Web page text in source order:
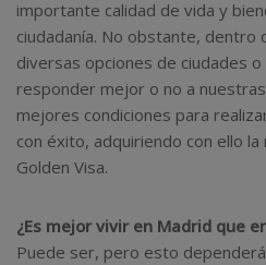
importante calidad de vida y
ciudadanía. No obstante, dentro
diversas opciones de ciudades
responder mejor o no a
mejores condiciones para
con éxito, adquiriendo con ello
Golden Visa.
¿Es mejor vivir en Madrid que
Puede ser, pero esto